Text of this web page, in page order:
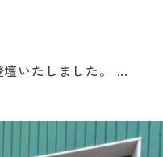
いたしました。 ...